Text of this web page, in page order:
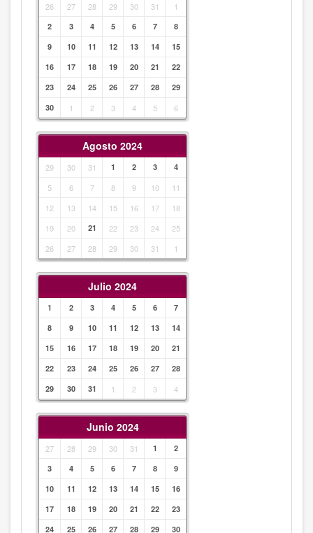
26 27 28 29 30 31 1
2 3 4 5 6 7
8
9
10 11 12 13 14
15
16
17 18 19 20 21
22
23
24 25 26 27 28
29
30
1 2 3 4 5 6
Agosto 2024
29 30 31 1 2 3 4
5 6 7 8 9 10
11
12
13 14 15 16 17
18
19
20 21 22 23 24
25
26
27 28 29 30 31 1
Julio 2024
1 2 3 4 5 6
7
8
9 10 11 12 13
14
15
16 17 18 19 20
21
22
23 24 25 26 27
28
29
30 31 1 2 3 4
Junio 2024
27 28 29 30 31 1
2
3
4 5 6 7 8
9
10
11 12 13 14 15
16
17
18 19 20 21 22
23
24
25 26 27 28 29 30